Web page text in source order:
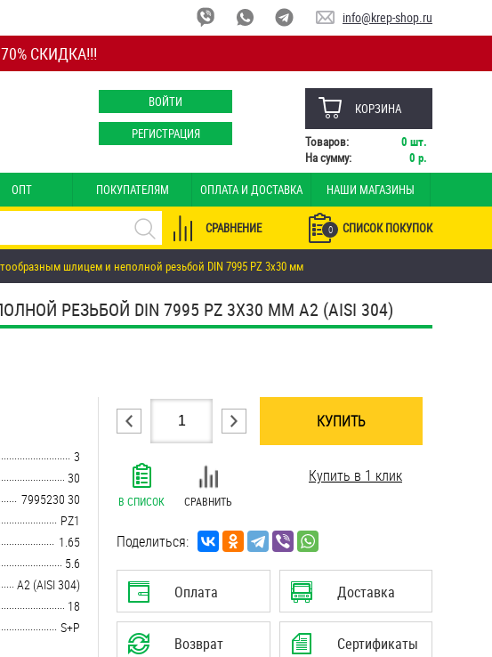
СКИДКА!!!
info@krep-shop.ru
ВОЙТИ
РЕГИСТРАЦИЯ
КОРЗИНА
Товаров: 0 шт.
На сумму:
0 р.
ОПТ ПОКУПАТЕЛЯМ ОПЛАТА И ДОСТАВКА НАШИ МАГАЗИНЫ
0 СПИСОК ПОКУПОК
СРАВНЕНИЕ
шлицем и неполной резьбой DIN 7995 PZ 3х30 мм
РЕЗЬБОЙ DIN 7995 PZ 3Х30 ММ А2 (AISI 304)
3
30
7995230 30
PZ1
1.65
5.6
А2 (AISI 304)
18
S+P
КУПИТЬ
В СПИСОК СРАВНИТЬ
Купить в 1 клик
Поделиться:
Оплата Доставка
Возврат Сертификаты